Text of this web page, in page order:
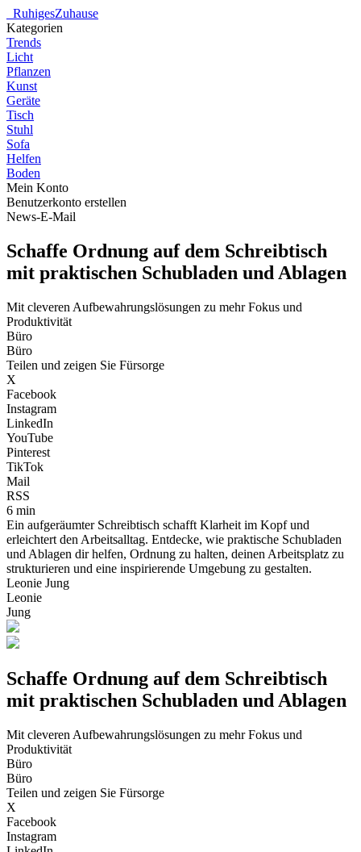
RuhigesZuhause
Kategorien
Trends
Licht
Pflanzen
Kunst
Geräte
Tisch
Stuhl
Sofa
Helfen
Boden
Mein Konto
Benutzerkonto erstellen
News-E-Mail
Schaffe Ordnung auf dem Schreibtisch
mit praktischen Schubladen und Ablagen
Mit cleveren Aufbewahrungslösungen zu mehr Fokus und
Produktivität
Büro
Büro
Teilen und zeigen Sie Fürsorge
X
Facebook
Instagram
LinkedIn
YouTube
Pinterest
TikTok
Mail
RSS
6 min
Ein aufgeräumter Schreibtisch schafft Klarheit im Kopf und
erleichtert den Arbeitsalltag. Entdecke, wie praktische Schubladen
und Ablagen dir helfen, Ordnung zu halten, deinen Arbeitsplatz zu
strukturieren und eine inspirierende Umgebung zu gestalten.
Leonie Jung
Leonie
Jung
Schaffe Ordnung auf dem Schreibtisch
mit praktischen Schubladen und Ablagen
Mit cleveren Aufbewahrungslösungen zu mehr Fokus und
Produktivität
Büro
Büro
Teilen und zeigen Sie Fürsorge
X
Facebook
Instagram